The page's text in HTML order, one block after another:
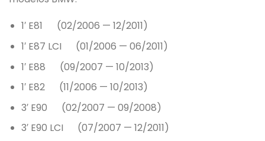
1′ E81 (02/2006 — 12/2011)
1′ E87 LCI (01/2006 — 06/2011)
1′ E88 (09/2007 — 10/2013)
1′ E82 (11/2006 — 10/2013)
3′ E90 (02/2007 — 09/2008)
3′ E90 LCI (07/2007 — 12/2011)